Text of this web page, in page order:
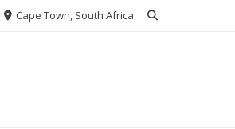
Cape Town, South Africa